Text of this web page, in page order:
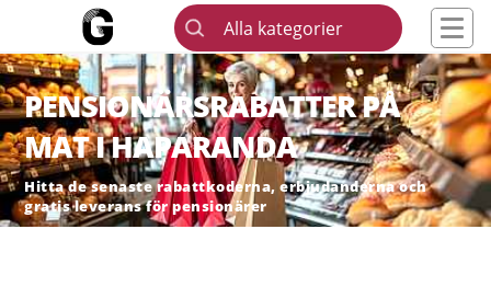
Alla kategorier
PENSIONÄRSRABATTER PÅ
MAT I HAPARANDA
Hitta de senaste rabattkoderna, erbjudanderna och
gratis leverans för pensionärer